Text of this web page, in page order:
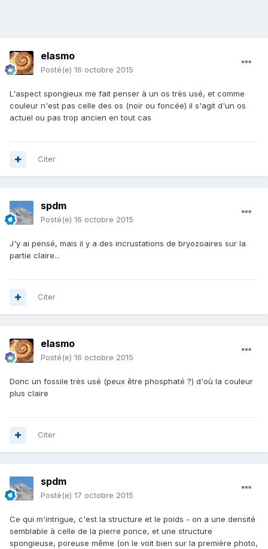
elasmo
Posté(e) 16 octobre 2015
L'aspect spongieux me fait penser à un os très usé, et comme
couleur n'est pas celle des os (noir ou foncée) il s'agit d'un os
actuel ou pas trop ancien en tout cas
Citer
spdm
Posté(e) 16 octobre 2015
J'y ai pensé, mais il y a des incrustations de bryozoaires sur la
partie claire...
Citer
elasmo
Posté(e) 16 octobre 2015
Donc un fossile très usé (peux être phosphaté ?) d'où la couleur
plus claire
Citer
spdm
Posté(e) 17 octobre 2015
Ce qui m'intrigue, c'est la structure et le poids - on a une densité
semblable à celle de la pierre ponce, et une structure
spongieuse, poreuse même (on le voit bien sur la première photo,